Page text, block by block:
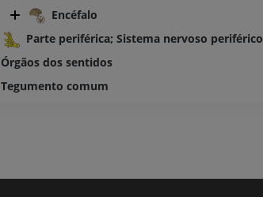
Encéfalo
Parte periférica; Sistema nervoso periférico
Órgãos dos sentidos
Tegumento comum